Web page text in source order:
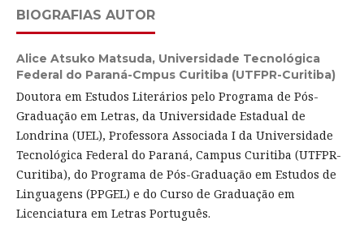
BIOGRAFIAS AUTOR
Alice Atsuko Matsuda, Universidade Tecnológica
Federal do Paraná-Cmpus Curitiba (UTFPR-Curitiba)
Doutora em Estudos Literários pelo Programa de Pós-
Graduação em Letras, da Universidade Estadual de
Londrina (UEL), Professora Associada I da Universidade
Tecnológica Federal do Paraná, Campus Curitiba (UTFPR-
Curitiba), do Programa de Pós-Graduação em Estudos de
Linguagens (PPGEL) e do Curso de Graduação em
Licenciatura em Letras Português.